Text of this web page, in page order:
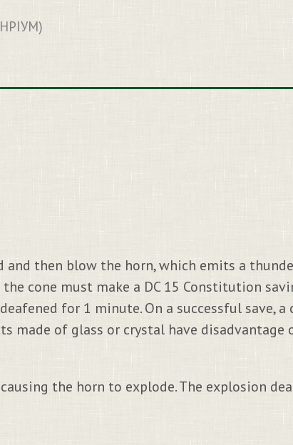
and then blow the horn, which emits a
cone must make a DC 15 Constitution
for 1 minute. On a successful save,
made of glass or crystal have disadvantage
the horn to explode. The explosion